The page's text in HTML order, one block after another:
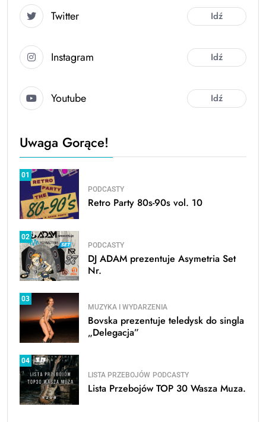
Twitter Idź
Instagram Idź
Youtube Idź
Uwaga Gorące!
01
PODCASTY
Retro Party 80s-90s vol. 10
02
PODCASTY
DJ ADAM prezentuje Asymetria Set
Nr.
03
MUZYKA I WYDARZENIA
Bovska prezentuje teledysk do singla
„Delegacja”
04
LISTA PRZEBOJÓW PODCASTY
Lista Przebojów TOP 30 Wasza Muza.